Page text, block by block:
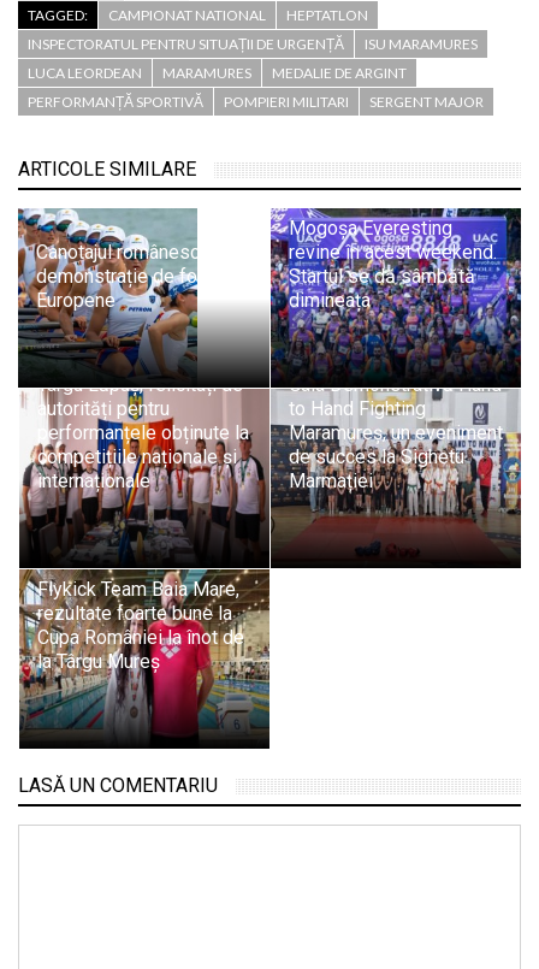
TAGGED:
CAMPIONAT NATIONAL
HEPTATLON
INSPECTORATUL PENTRU SITUAȚII DE URGENȚĂ
ISU MARAMURES
LUCA LEORDEAN
MARAMURES
MEDALIE DE ARGINT
PERFORMANȚĂ SPORTIVĂ
POMPIERI MILITARI SERGENT MAJOR
ARTICOLE SIMILARE
Canotajul românesc,
demonstrație de forță la
Europene
Mogoșa Everesting
revine în acest weekend.
Startul se dă sâmbătă
dimineața
Sportivii A.C.S. Athletic
Târgu Lăpuș, felicitați de
autorități pentru
performanțele obținute la
competițiile naționale și
internaționale
Gala Demonstrativă Hand
to Hand Fighting
Maramureș, un eveniment
de succes la Sighetu
Marmației
Flykick Team Baia Mare,
rezultate foarte bune la
Cupa României la înot de
la Târgu Mureș
LASĂ UN COMENTARIU